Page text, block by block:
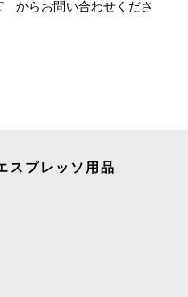
からお問い合わせくださ
プレッソ用品